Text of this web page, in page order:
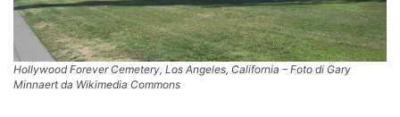
Hollywood Forever Cemetery, Los Angeles, California – Foto di Gary
Minnaert da Wikimedia Commons